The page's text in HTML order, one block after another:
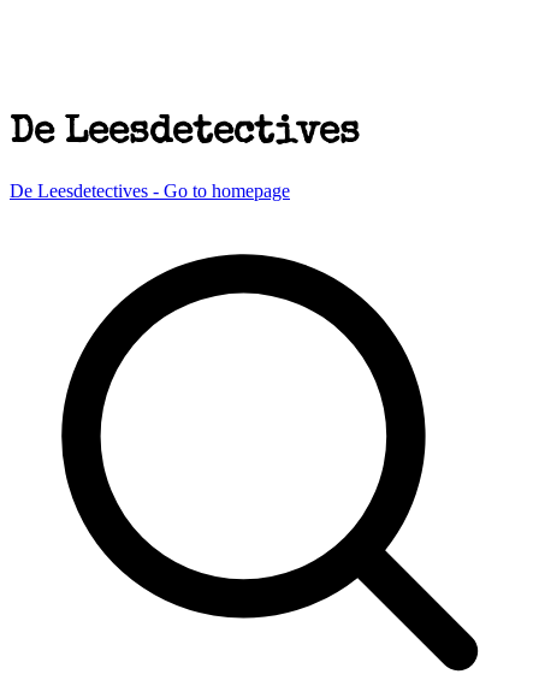
De Leesdetectives
De Leesdetectives - Go to homepage